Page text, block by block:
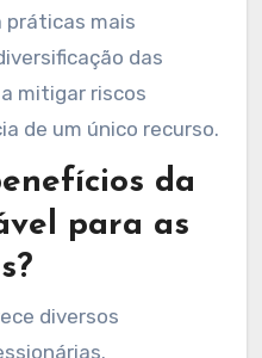
mais
das
mitigar riscos
de um único recurso.
da
para as
diversos